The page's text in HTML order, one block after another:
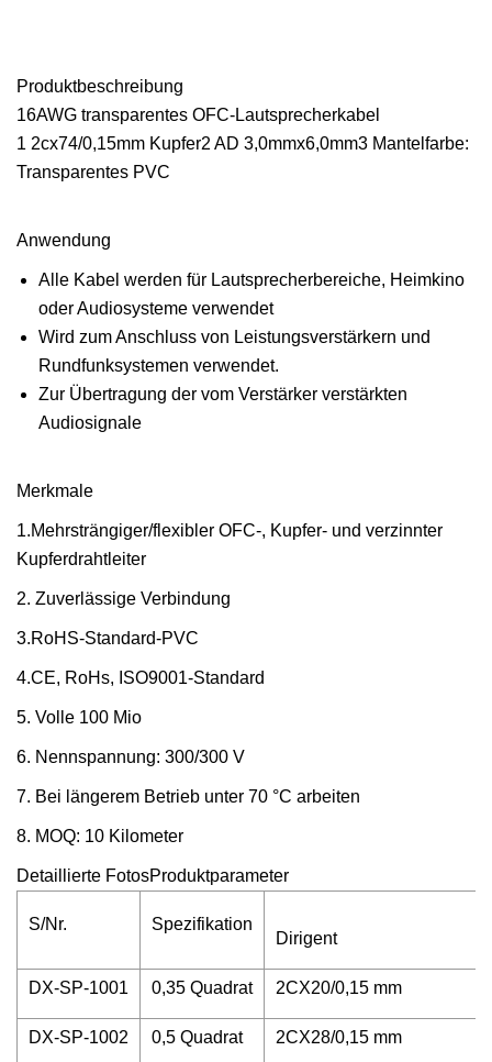
Produktbeschreibung
16AWG transparentes OFC-Lautsprecherkabel
1 2cx74/0,15mm Kupfer2 AD 3,0mmx6,0mm3 Mantelfarbe:
Transparentes PVC
Anwendung
Alle Kabel werden für Lautsprecherbereiche, Heimkino
oder Audiosysteme verwendet
Wird zum Anschluss von Leistungsverstärkern und
Rundfunksystemen verwendet.
Zur Übertragung der vom Verstärker verstärkten
Audiosignale
Merkmale
1.Mehrsträngiger/flexibler OFC-, Kupfer- und verzinnter
Kupferdrahtleiter
2. Zuverlässige Verbindung
3.RoHS-Standard-PVC
4.CE, RoHs, ISO9001-Standard
5. Volle 100 Mio
6. Nennspannung: 300/300 V
7. Bei längerem Betrieb unter 70 °C arbeiten
8. MOQ: 10 Kilometer
Detaillierte FotosProduktparameter
S/Nr. Spezifikation
Dirigent
DX-SP-1001 0,35 Quadrat 2CX20/0,15 mm
DX-SP-1002 0,5 Quadrat 2CX28/0,15 mm